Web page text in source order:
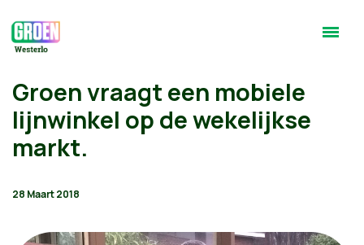
Groen vraagt een mobiele
lijnwinkel op de wekelijkse
markt.
28 Maart 2018